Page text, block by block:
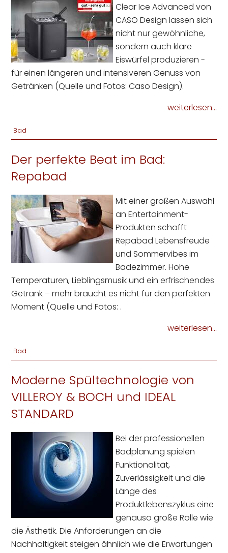
Clear Ice Advanced von
CASO Design lassen sich
nicht nur gewöhnliche,
sondern auch klare
Eiswürfel produzieren -
für einen längeren und intensiveren Genuss von
Getränken (Quelle und Fotos: Caso Design).
weiterlesen...
Bad
Der perfekte Beat im Bad:
Repabad
Mit einer großen Auswahl
an Entertainment-
Produkten schafft
Repabad Lebensfreude
und Sommervibes im
Badezimmer. Hohe
Temperaturen, Lieblingsmusik und ein erfrischendes
Getränk – mehr braucht es nicht für den perfekten
Moment (Quelle und Fotos: .
weiterlesen...
Bad
Moderne Spültechnologie von
VILLEROY & BOCH und IDEAL
STANDARD
Bei der professionellen
Badplanung spielen
Funktionalität,
Zuverlässigkeit und die
Länge des
Produktlebenszyklus eine
genauso große Rolle wie
die Ästhetik. Die Anforderungen an die
Nachhaltigkeit steigen ähnlich wie die Erwartungen